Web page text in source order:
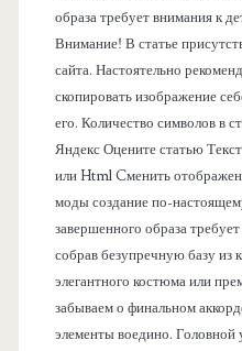
образа требует внимания к
Внимание! В статье
сайта. Настоятельно
скопировать изображение
его. Количество символов в
Яндекс Оцените статью
или Html Cменить
моды создание по-
завершенного образа
собрав безупречную базу из
элегантного костюма или
забываем о финальном
элементы воедино. Головной